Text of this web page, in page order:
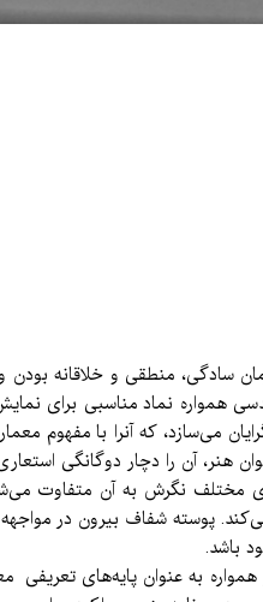
سادگی، منطقی و خلاقانه بودن
نماد مناسبی برای
می‌‌سازد، که آنرا با مفهوم
هنر، آن را دچار دوگانگی
مختلف نگرش به آن متفاوت
پوسته شفاف بیرون در
باشد.
به عنوان پایه‌های تعریفی